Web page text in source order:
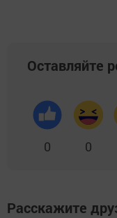
Оставляйте
0 0
Расскажите